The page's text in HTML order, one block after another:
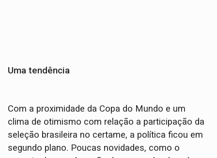
Uma tendência
Com a proximidade da Copa do Mundo e um
clima de otimismo com relação a participação da
seleção brasileira no certame, a política ficou em
segundo plano. Poucas novidades, como o